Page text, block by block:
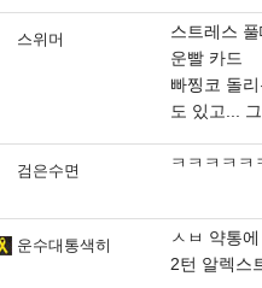
스위머
스트레스
운빨 카드
빠찡코 돌
도 있고...
검은수면 ㅋㅋㅋㅋㅋ
운수대통색히
ㅅㅂ 약통
2턴 알렉스